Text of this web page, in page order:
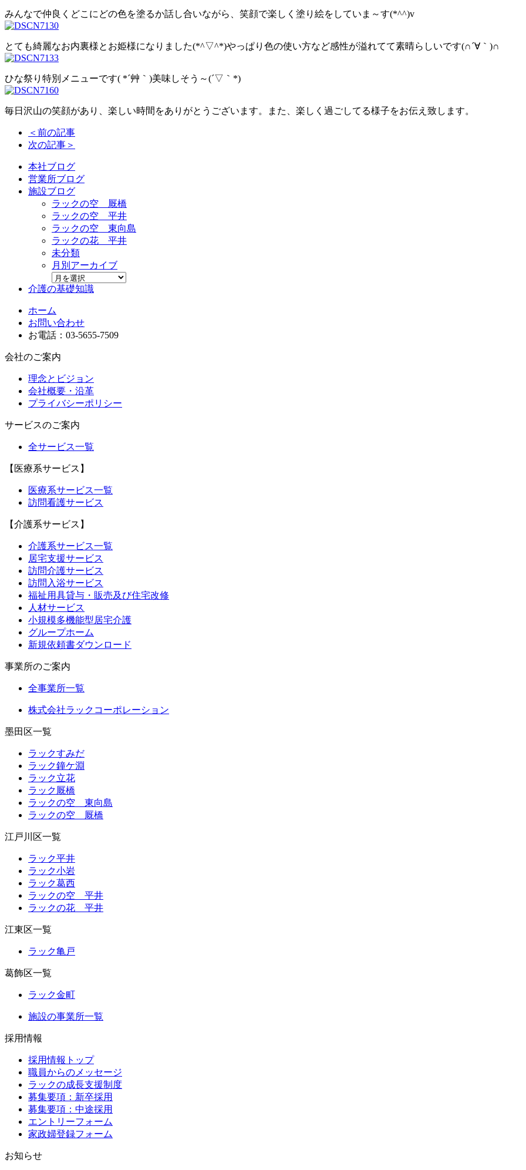
みんなで仲良くどこにどの色を塗るか話し合いながら、笑顔で楽しく塗り絵をしていま～す(*^^)v
とても綺麗なお内裏様とお姫様になりました(*^▽^*)やっぱり色の使い方など感性が溢れてて素晴らしいです(∩´∀｀)∩
ひな祭り特別メニューです( *´艸｀)美味しそう～(´▽｀*)
毎日沢山の笑顔があり、楽しい時間をありがとうございます。また、楽しく過ごしてる様子をお伝え致します。
＜前の記事
次の記事＞
本社ブログ
営業所ブログ
施設ブログ
ラックの空 厩橋
ラックの空 平井
ラックの空 東向島
ラックの花 平井
未分類
月別アーカイブ
介護の基礎知識
ホーム
お問い合わせ
お電話：03-5655-7509
会社のご案内
理念とビジョン
会社概要・沿革
プライバシーポリシー
サービスのご案内
全サービス一覧
【医療系サービス】
医療系サービス一覧
訪問看護サービス
【介護系サービス】
介護系サービス一覧
居宅支援サービス
訪問介護サービス
訪問入浴サービス
福祉用具貸与・販売及び住宅改修
人材サービス
小規模多機能型居宅介護
グループホーム
新規依頼書ダウンロード
事業所のご案内
全事業所一覧
株式会社ラックコーポレーション
墨田区一覧
ラックすみだ
ラック鐘ケ淵
ラック立花
ラック厩橋
ラックの空 東向島
ラックの空 厩橋
江戸川区一覧
ラック平井
ラック小岩
ラック葛西
ラックの空 平井
ラックの花 平井
江東区一覧
ラック亀戸
葛飾区一覧
ラック金町
施設の事業所一覧
採用情報
採用情報トップ
職員からのメッセージ
ラックの成長支援制度
募集要項：新卒採用
募集要項：中途採用
エントリーフォーム
家政婦登録フォーム
お知らせ